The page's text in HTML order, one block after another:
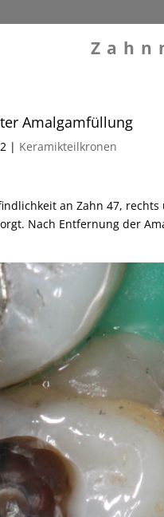
Amalgamfüllung
| Keramikteilkronen
an Zahn 47,
Nach Entfernung der